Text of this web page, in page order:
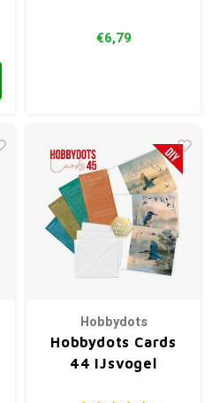
€6,79
Hobbydots
Hobbydots Cards
44 IJsvogel